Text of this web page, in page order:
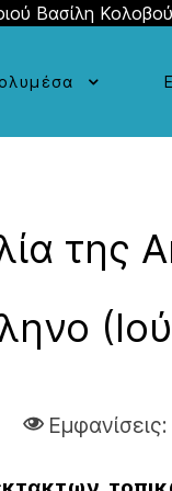
Βασίλη Κολοβού
της